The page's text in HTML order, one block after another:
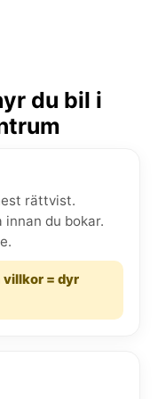
du bil i
rättvist.
du bokar.
villkor = dyr